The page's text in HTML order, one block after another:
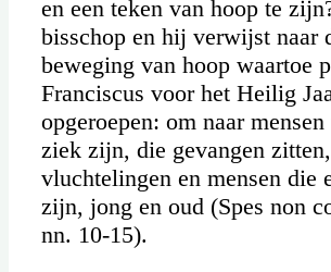
en een teken van hoop te
bisschop en hij verwijst naar
beweging van hoop waartoe
Franciscus voor het Heilig
opgeroepen: om naar
ziek zijn, die gevangen
vluchtelingen en mensen die
zijn, jong en oud (Spes non
nn. 10-15).